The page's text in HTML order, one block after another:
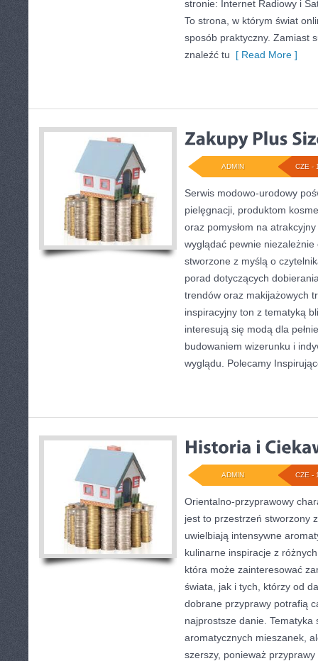
stronie: Internet Radiowy i
To strona, w którym świat
sposób praktyczny. Zamiast
znaleźć tu [ Read More ]
CZE -
ADMIN
Serwis modowo-urodowy
pielęgnacji, produktom
oraz pomysłom na
wyglądać pewnie niezależnie
stworzone z myślą o
porad dotyczących
trendów oraz makijażowych
inspiracyjny ton z tematyką
interesują się modą dla
budowaniem wizerunku i
wyglądu. Polecamy
CZE -
ADMIN
Orientalno-przyprawowy
jest to przestrzeń stworzony
uwielbiają intensywne
kulinarne inspiracje z
która może zainteresować
świata, jak i tych, którzy od
dobrane przyprawy potrafią
najprostsze danie. Tematyka
aromatycznych mieszanek,
szerszy, ponieważ przyprawy